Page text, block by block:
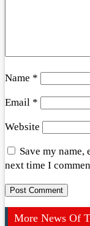
Name *
Email *
Website
Save my
next time I
More News Of